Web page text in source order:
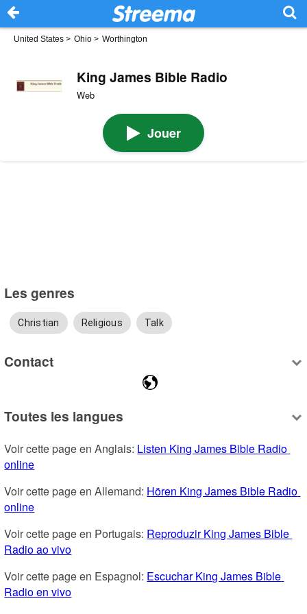
United States > Ohio > Worthington
King James Bible Radio
Web
Jouer
Les genres
Christian Religious Talk
Contact
Toutes les langues
Voir cette page en Anglais: Listen King James Bible Radio
online
Voir cette page en Allemand: Hören King James Bible Radio
online
Voir cette page en Portugais: Reproduzir King James Bible
Radio ao vivo
Voir cette page en Espagnol: Escuchar King James Bible
Radio en vivo